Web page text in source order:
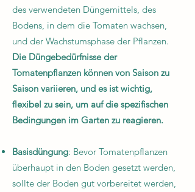
des verwendeten Düngemittels, des
Bodens, in dem die Tomaten wachsen,
und der Wachstumsphase der Pflanzen.
Die Düngebedürfnisse der
Tomatenpflanzen können von Saison zu
Saison variieren, und es ist wichtig,
flexibel zu sein, um auf die spezifischen
Bedingungen im Garten zu reagieren.
Basisdüngung: Bevor Tomatenpflanzen
überhaupt in den Boden gesetzt werden,
sollte der Boden gut vorbereitet werden,